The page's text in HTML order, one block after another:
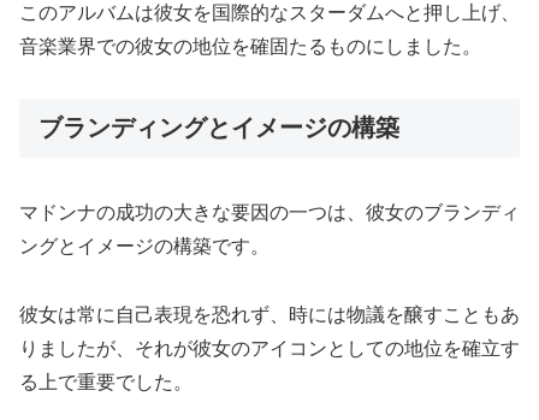
このアルバムは彼女を国際的なスターダムへと押し上げ、
音楽業界での彼女の地位を確固たるものにしました。
ブランディングとイメージの構築
マドンナの成功の大きな要因の一つは、彼女のブランディ
ングとイメージの構築です。
彼女は常に自己表現を恐れず、時には物議を醸すこともあ
りましたが、それが彼女のアイコンとしての地位を確立す
る上で重要でした。